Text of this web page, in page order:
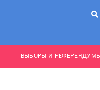
ВЫБОРЫ И РЕФЕРЕНДУМЫ